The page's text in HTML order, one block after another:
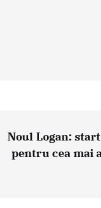
Noul Logan:
pentru cea mai